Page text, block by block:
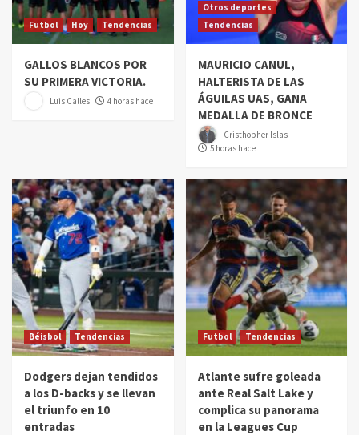
Futbol Hoy Tendencias
GALLOS BLANCOS POR
SU PRIMERA VICTORIA.
Luis Calles 4 horas hace
Otros deportes
Tendencias
MAURICIO CANUL,
HALTERISTA DE LAS
ÁGUILAS UAS, GANA
MEDALLA DE BRONCE
Cristhopher Islas
5 horas hace
Béisbol Tendencias
Dodgers dejan tendidos
a los D-backs y se llevan
el triunfo en 10
entradas
Futbol Tendencias
Atlante sufre goleada
ante Real Salt Lake y
complica su panorama
en la Leagues Cup